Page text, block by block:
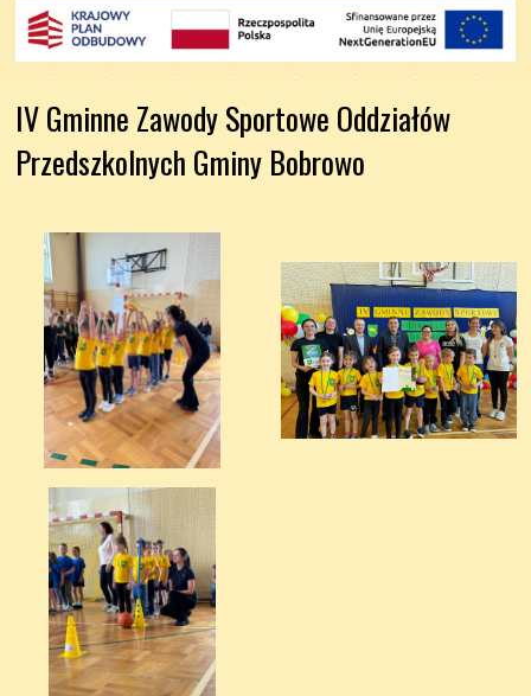
IV Gminne Zawody Sportowe Oddziałów
Przedszkolnych Gminy Bobrowo